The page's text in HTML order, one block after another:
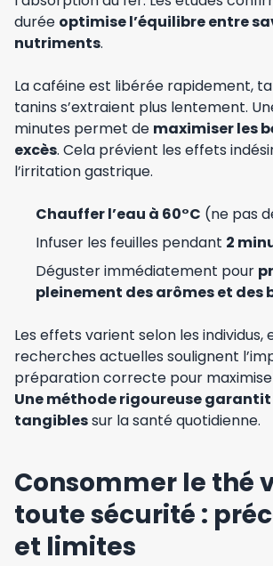
durée optimise l’équilibre entre
nutriments.
La caféine est libérée rapidement,
tanins s’extraient plus lentement.
minutes permet de maximiser les
excès. Cela prévient les effets
l’irritation gastrique.
Chauffer l’eau à 60°C (ne pas
Infuser les feuilles pendant 2
Déguster immédiatement pour
pleinement des arômes et des
Les effets varient selon les individus,
recherches actuelles soulignent
préparation correcte pour
Une méthode rigoureuse
tangiblessur la santé quotidienne.
Consommer le thé
toute sécurité :
et limites